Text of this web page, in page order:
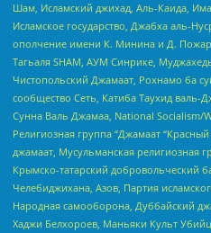
Шам, Исламский джихад, Аль-Каида,
Исламское государство, Джабха аль-
ополчение имени К. Минина и Д.
Тагьаля SHAM, АУМ Синрике,
Чистопольский Джамаат, Рохнамо ба
сообщество Сеть, Катиба Таухид
Сунна Валь Джамаа, National Socialism/
Религиозная группа “Джамаат
джамаат, Мусульманская религиозная
Крымско-татарский добровольческий
Челебиджихана, Азов, Партия
Народная самооборона, Дуббайский
Хаджи Белхороев, Маньяки Культ